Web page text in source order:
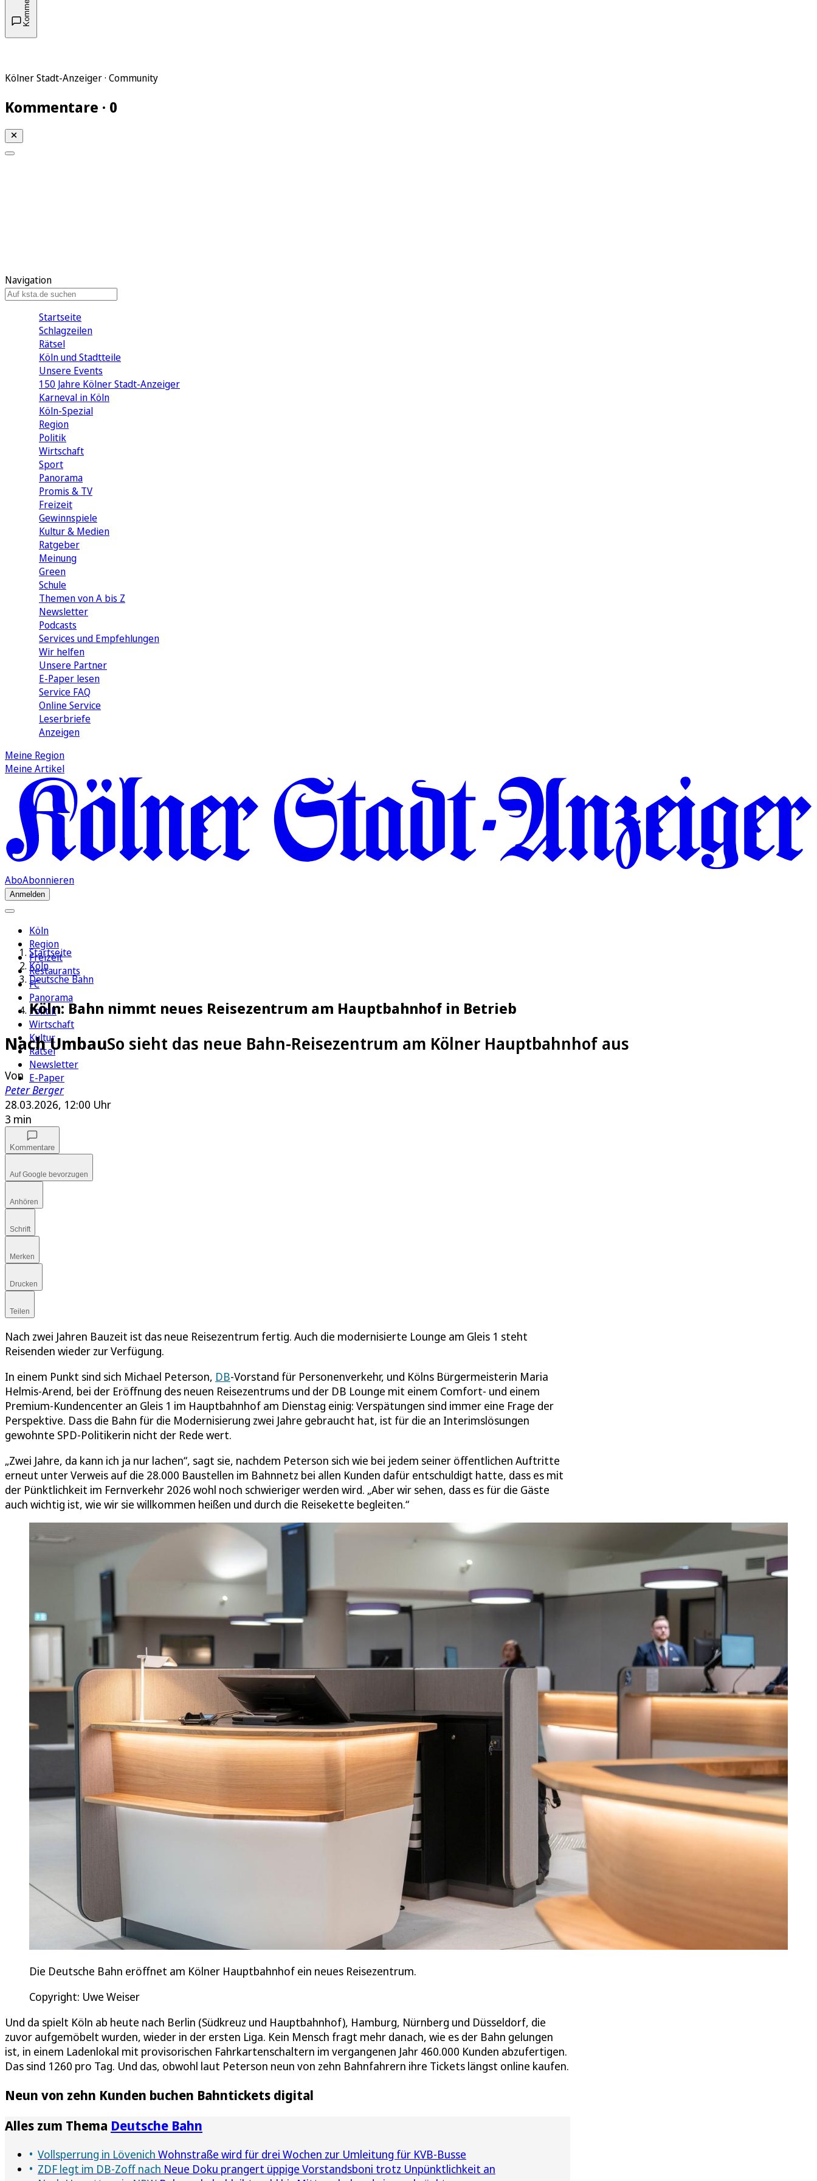
Kölner Stadt-Anzeiger · Community
Kommentare · 0
Navigation
Startseite
Schlagzeilen
Rätsel
Köln und Stadtteile
Unsere Events
150 Jahre Kölner Stadt-Anzeiger
Karneval in Köln
Köln-Spezial
Region
Politik
Wirtschaft
Sport
Panorama
Promis & TV
Freizeit
Gewinnspiele
Kultur & Medien
Ratgeber
Meinung
Green
Schule
Themen von A bis Z
Newsletter
Podcasts
Services und Empfehlungen
Wir helfen
Unsere Partner
E-Paper lesen
Service FAQ
Online Service
Leserbriefe
Anzeigen
Meine Region
Meine Artikel
AboAbonnieren
Anmelden
Köln
Region
Freizeit
Restaurants
FC
Panorama
Politik
Wirtschaft
Kultur
Rätsel
Newsletter
E-Paper
Startseite
Köln
Deutsche Bahn
Köln: Bahn nimmt neues Reisezentrum am Hauptbahnhof in Betrieb
Nach UmbauSo sieht das neue Bahn-Reisezentrum am Kölner Hauptbahnhof aus
Von
Peter Berger
28.03.2026, 12:00 Uhr
3 min
Kommentare
Auf Google bevorzugen
Anhören
Schrift
Merken
Drucken
Teilen
Nach zwei Jahren Bauzeit ist das neue Reisezentrum fertig. Auch die modernisierte Lounge am Gleis 1 steht
Reisenden wieder zur Verfügung.
In einem Punkt sind sich Michael Peterson, DB-Vorstand für Personenverkehr, und Kölns Bürgermeisterin Maria
Helmis-Arend, bei der Eröffnung des neuen Reisezentrums und der DB Lounge mit einem Comfort- und einem
Premium-Kundencenter an Gleis 1 im Hauptbahnhof am Dienstag einig: Verspätungen sind immer eine Frage der
Perspektive. Dass die Bahn für die Modernisierung zwei Jahre gebraucht hat, ist für die an Interimslösungen
gewohnte SPD-Politikerin nicht der Rede wert.
„Zwei Jahre, da kann ich ja nur lachen“, sagt sie, nachdem Peterson sich wie bei jedem seiner öffentlichen Auftritte
erneut unter Verweis auf die 28.000 Baustellen im Bahnnetz bei allen Kunden dafür entschuldigt hatte, dass es mit
der Pünktlichkeit im Fernverkehr 2026 wohl noch schwieriger werden wird. „Aber wir sehen, dass es für die Gäste
auch wichtig ist, wie wir sie willkommen heißen und durch die Reisekette begleiten.“
Die Deutsche Bahn eröffnet am Kölner Hauptbahnhof ein neues Reisezentrum.
Copyright: Uwe Weiser
Und da spielt Köln ab heute nach Berlin (Südkreuz und Hauptbahnhof), Hamburg, Nürnberg und Düsseldorf, die
zuvor aufgemöbelt wurden, wieder in der ersten Liga. Kein Mensch fragt mehr danach, wie es der Bahn gelungen
ist, in einem Ladenlokal mit provisorischen Fahrkartenschaltern im vergangenen Jahr 460.000 Kunden abzufertigen.
Das sind 1260 pro Tag. Und das, obwohl laut Peterson neun von zehn Bahnfahrern ihre Tickets längst online kaufen.
Neun von zehn Kunden buchen Bahntickets digital
Alles zum Thema Deutsche Bahn
Vollsperrung in Lövenich Wohnstraße wird für drei Wochen zur Umleitung für KVB-Busse
ZDF legt im DB-Zoff nach Neue Doku prangert üppige Vorstandsboni trotz Unpünktlichkeit an